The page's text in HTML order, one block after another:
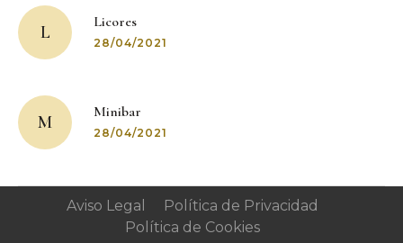
navigation
L Licores
28/04/2021
M Minibar
28/04/2021
Aviso Legal
Política de Privacidad
Política de Cookies